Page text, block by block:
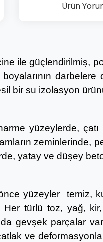
Ürün
ile güçlendirilmiş,
bir su izolasyon
yüzeylerde,
zeminlerinde,
yatay ve düşey
yüzeyler temiz,
Her türlü toz, yağ,
gevşek parçalar
ve